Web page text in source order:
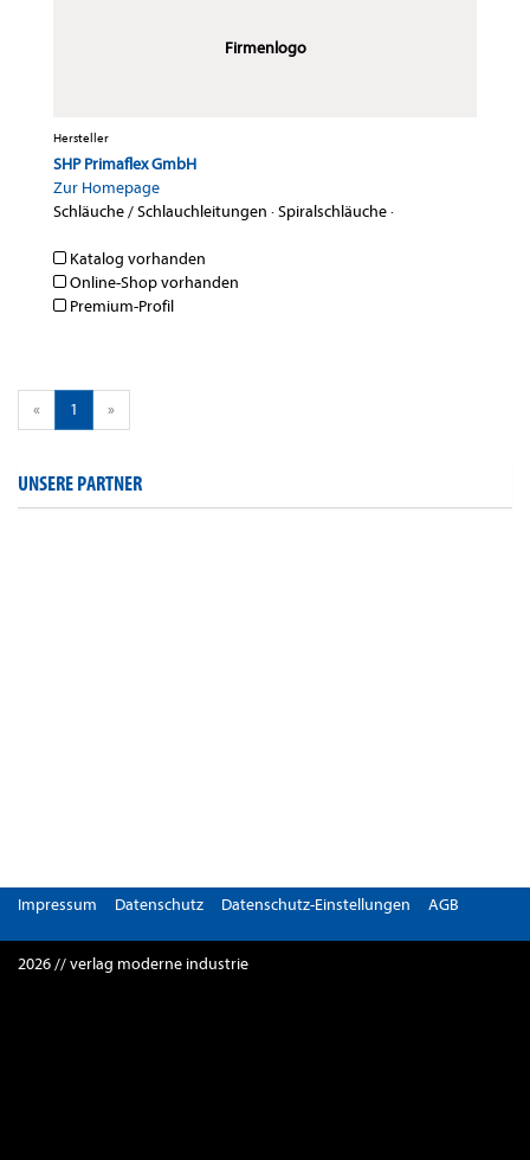
Firmenlogo
Hersteller
SHP Primaflex GmbH
Zur Homepage
Schläuche / Schlauchleitungen ·Spiralschläuche·
Katalog vorhanden
Online-Shop vorhanden
Premium-Profil
« 1 »
UNSERE PARTNER
Impressum Datenschutz Datenschutz-Einstellungen AGB
2026 // verlag moderne industrie